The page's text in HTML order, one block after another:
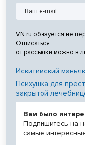
VN.ru обязуется не
Отписаться
от рассылки можно в
Искитимский
Психушка для
закрытой
Вам было
Подпишитесь на
самые